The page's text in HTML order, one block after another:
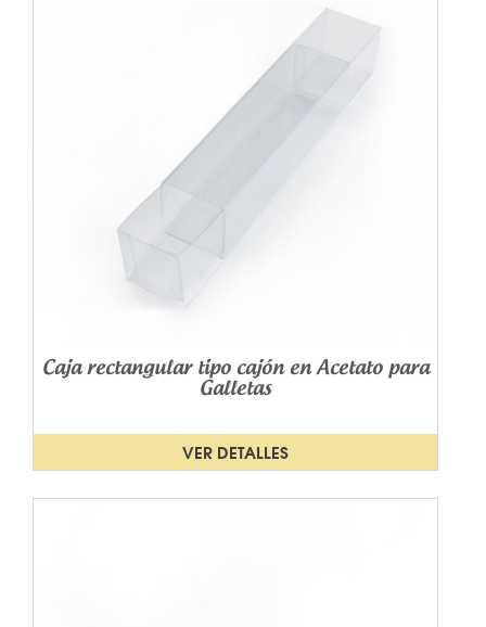
Caja rectangular tipo cajón en Acetato para
Galletas
VER DETALLES